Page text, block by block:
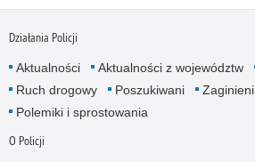
Działania Policji
Aktualności Aktualności z województw
Ruch drogowy
Poszukiwani Zaginieni
Polemiki i sprostowania
O Policji